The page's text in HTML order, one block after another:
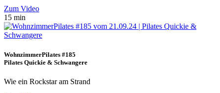
Zum Video
15 min
WohnzimmerPilates #185
Pilates Quickie & Schwangere
Wie ein Rockstar am Strand